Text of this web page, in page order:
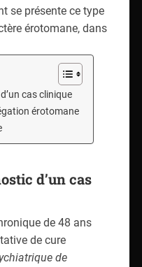
se présente ce type
érotomane, dans
cas clinique
érotomane
d’un cas
de 48 ans
de cure
de